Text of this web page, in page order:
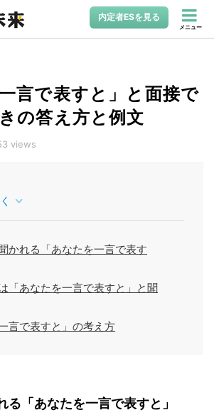
内定者ESを見る
メニュー
言で表すと」と面接で
の答え方と例文
views
かれる「あなたを一言で表す
「あなたを一言で表すと」と聞
言で表すと」の考え方
る「あなたを一言で表すと」